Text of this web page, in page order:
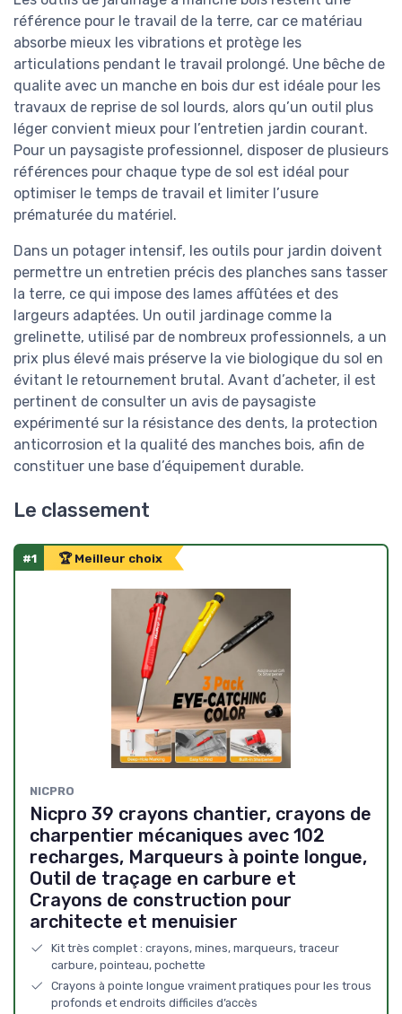
référence pour le travail de la terre, car ce matériau
absorbe mieux les vibrations et protège les
articulations pendant le travail prolongé. Une bêche de
qualite avec un manche en bois dur est idéale pour les
travaux de reprise de sol lourds, alors qu’un outil plus
léger convient mieux pour l’entretien jardin courant.
Pour un paysagiste professionnel, disposer de plusieurs
références pour chaque type de sol est idéal pour
optimiser le temps de travail et limiter l’usure
prématurée du matériel.
Dans un potager intensif, les outils pour jardin doivent
permettre un entretien précis des planches sans tasser
la terre, ce qui impose des lames affûtées et des
largeurs adaptées. Un outil jardinage comme la
grelinette, utilisé par de nombreux professionnels, a un
prix plus élevé mais préserve la vie biologique du sol en
évitant le retournement brutal. Avant d’acheter, il est
pertinent de consulter un avis de paysagiste
expérimenté sur la résistance des dents, la protection
anticorrosion et la qualité des manches bois, afin de
constituer une base d’équipement durable.
Le classement
#1 🏆 Meilleur choix
NICPRO
Nicpro 39 crayons chantier, crayons de
charpentier mécaniques avec 102
recharges, Marqueurs à pointe longue,
Outil de traçage en carbure et
Crayons de construction pour
architecte et menuisier
Kit très complet : crayons, mines, marqueurs, traceur
carbure, pointeau, pochette
Crayons à pointe longue vraiment pratiques pour les trous
profonds et endroits difficiles d’accès